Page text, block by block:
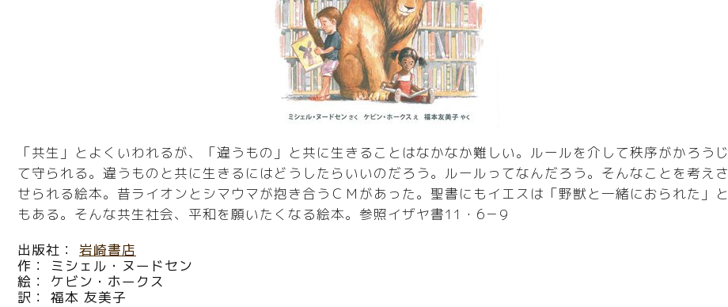
「共生」とよくいわれるが、「違うもの」と共に生きることはなかなか難しい。ルールを介して秩序がかろうじ
て守られる。違うものと共に生きるにはどうしたらいいのだろう。ルールってなんだろう。そんなことを考えさ
せられる絵本。昔ライオンとシマウマが抱き合うＣＭがあった。聖書にもイエスは「野獣と一緒におられた」と
もある。そんな共生社会、平和を願いたくなる絵本。参照イザヤ書11・6－9
出版社： 岩崎書店
作： ミシェル・ヌードセン
絵： ケビン・ホークス
訳： 福本 友美子